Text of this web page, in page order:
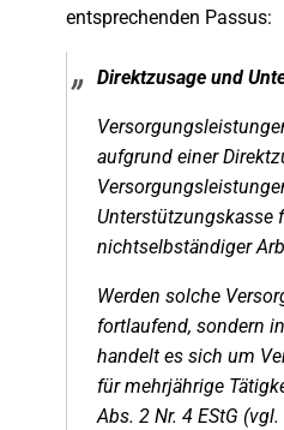
entsprechenden Passus:
Direktzusage und
aufgrund einer
Unterstützungskasse
nichtselbständiger
Werden solche
fortlaufend, sondern
handelt es sich um
für mehrjährige
Abs. 2 Nr. 4 EStG